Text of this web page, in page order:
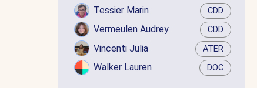
Tessier Marin CDD
Vermeulen Audrey CDD
Vincenti Julia ATER
Walker Lauren DOC